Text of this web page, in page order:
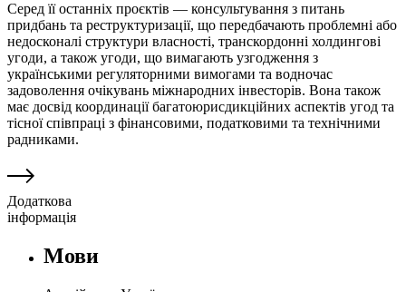
Серед її останніх проєктів — консультування з питань
придбань та реструктуризації, що передбачають проблемні або
недосконалі структури власності, транскордонні холдингові
угоди, а також угоди, що вимагають узгодження з
українськими регуляторними вимогами та водночас
задоволення очікувань міжнародних інвесторів. Вона також
має досвід координації багатоюрисдикційних аспектів угод та
тісної співпраці з фінансовими, податковими та технічними
радниками.
Додаткова
інформація
Мови